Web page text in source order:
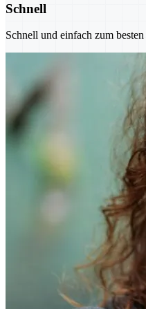
Schnell
Schnell und einfach zum